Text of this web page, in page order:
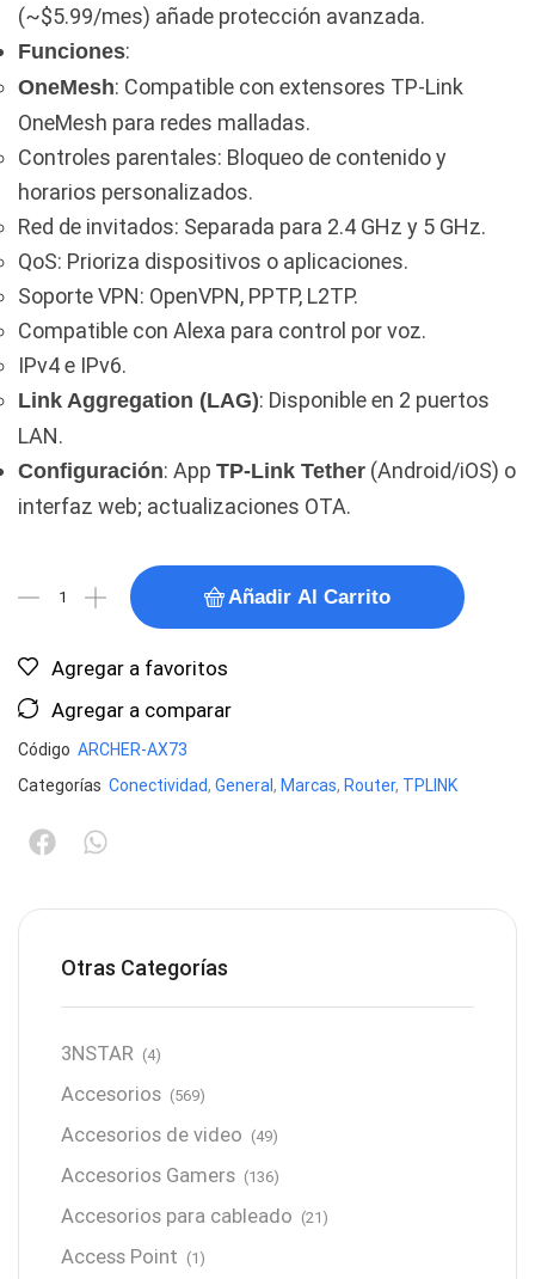
(~$5.99/mes) añade protección avanzada.
Funciones:
OneMesh: Compatible con extensores TP-Link
OneMesh para redes malladas.
Controles parentales: Bloqueo de contenido y
horarios personalizados.
Red de invitados: Separada para 2.4 GHz y 5 GHz.
QoS: Prioriza dispositivos o aplicaciones.
Soporte VPN: OpenVPN, PPTP, L2TP.
Compatible con Alexa para control por voz.
IPv4 e IPv6.
Link Aggregation (LAG): Disponible en 2 puertos
LAN.
Configuración: App TP-Link Tether (Android/iOS) o
interfaz web; actualizaciones OTA.
Añadir Al Carrito
Agregar a favoritos
Agregar a comparar
Código ARCHER-AX73
Categorías Conectividad, General , Marcas, Router, TPLINK
Otras Categorías
3NSTAR (4)
Accesorios (569)
Accesorios de video (49)
Accesorios Gamers (136)
Accesorios para cableado (21)
Access Point (1)